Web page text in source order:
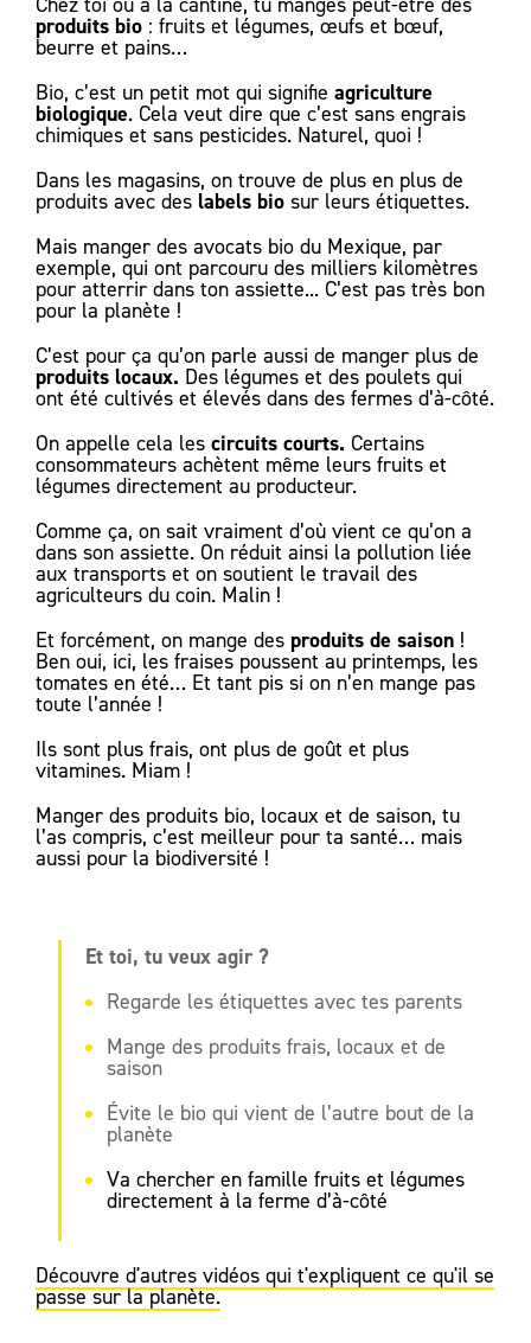
produits bio : fruits et légumes, œufs et bœuf,
beurre et pains…
Bio, c’est un petit mot qui signifie agriculture
biologique. Cela veut dire que c’est sans engrais
chimiques et sans pesticides. Naturel, quoi !
Dans les magasins, on trouve de plus en plus de
produits avec des labels bio sur leurs étiquettes.
Mais manger des avocats bio du Mexique, par
exemple, qui ont parcouru des milliers kilomètres
pour atterrir dans ton assiette... C’est pas très bon
pour la planète !
C’est pour ça qu’on parle aussi de manger plus de
produits locaux. Des légumes et des poulets qui
ont été cultivés et élevés dans des fermes d’à-côté.
On appelle cela les circuits courts. Certains
consommateurs achètent même leurs fruits et
légumes directement au producteur.
Comme ça, on sait vraiment d’où vient ce qu’on a
dans son assiette. On réduit ainsi la pollution liée
aux transports et on soutient le travail des
agriculteurs du coin. Malin !
Et forcément, on mange des produits de saison !
Ben oui, ici, les fraises poussent au printemps, les
tomates en été… Et tant pis si on n’en mange pas
toute l’année !
Ils sont plus frais, ont plus de goût et plus
vitamines. Miam !
Manger des produits bio, locaux et de saison, tu
l’as compris, c’est meilleur pour ta santé… mais
aussi pour la biodiversité !
Et toi, tu veux agir ?
Regarde les étiquettes avec tes parents
Mange des produits frais, locaux et de
saison
Évite le bio qui vient de l’autre bout de la
planète
Va chercher en famille fruits et légumes
directement à la ferme d’à-côté
Découvre d'autres vidéos qui t'expliquent ce qu'il se
passe sur la planète.